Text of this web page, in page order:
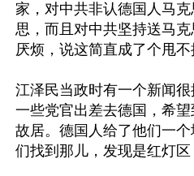
家，对中共非认德国人马
思，而且对中共坚持送马
厌烦，说这简直成了个甩不
江泽民当政时有一个新闻很
一些党官出差去德国，希
故居。德国人给了他们一
们找到那儿，发现是红灯区